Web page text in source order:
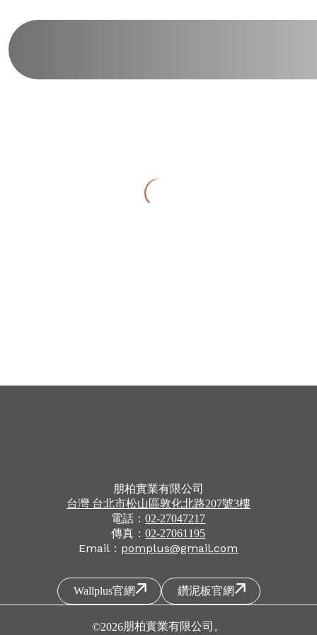
朋柏實業有限公司
台灣 台北市松山區敦化北路207號3樓
電話：02-27047217
傳真：02-27061195
Email： pomplus@gmail.com
Wallplus官網 鑽泥板官網
©2026朋柏實業有限公司 。